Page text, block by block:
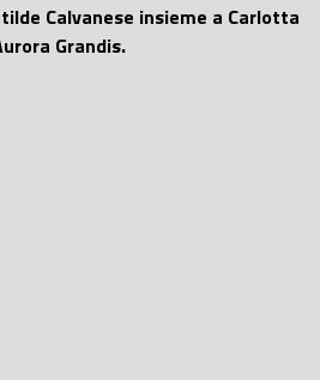
Calvanese insieme a Carlotta
Grandis.